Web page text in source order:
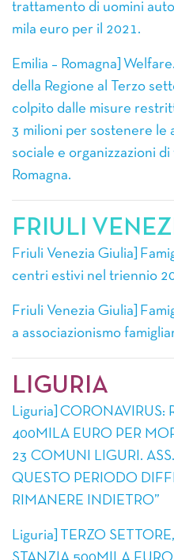
trattamento di uomini
mila euro per il 2021.
Emilia – Romagna]
della Regione al Terzo
colpito dalle misure
3 milioni per sostenere le
sociale e organizzazioni
Romagna.
FRIULI
Friuli Venezia Giulia]
centri estivi nel triennio
Friuli Venezia Giulia]
a associazionismo
LIGURIA
Liguria] CORONAVIRUS:
400MILA EURO PER
23 COMUNI LIGURI.
QUESTO PERIODO
RIMANERE INDIETRO”
Liguria] TERZO